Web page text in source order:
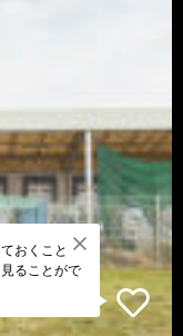
おくこと
ることがで